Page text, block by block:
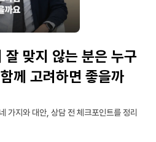
잘 맞지 않는 분은 누구
께 고려하면 좋을까
가지와 대안, 상담 전 체크포인트를 정리